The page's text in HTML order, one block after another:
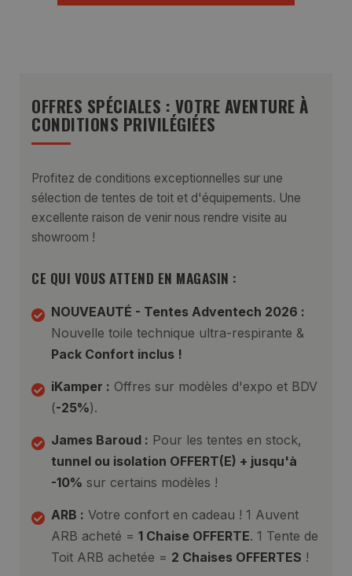
OFFRES SPÉCIALES : VOTRE AVENTURE À
CONDITIONS PRIVILÉGIÉES
Profitez de conditions exceptionnelles sur une
sélection de tentes de toit et d'équipements. Une
excellente raison de venir nous rendre visite au
showroom !
CE QUI VOUS ATTEND EN MAGASIN :
NOUVEAUTÉ - Tentes Adventech 2026 :
Nouvelle toile technique ultra-respirante &
Pack Confort inclus !
iKamper : Offres sur modèles d'expo et BDV
(-25%).
James Baroud : Pour les tentes en stock,
tunnel ou isolation OFFERT(E) + jusqu'à
-10% sur certains modèles !
ARB : Votre confort en cadeau ! 1 Auvent
ARB acheté = 1 Chaise OFFERTE. 1 Tente de
Toit ARB achetée = 2 Chaises OFFERTES !